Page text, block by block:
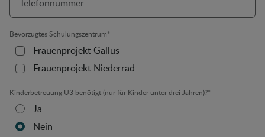
Bevorzugtes Schulungszentrum*
Frauenprojekt Gallus
Frauenprojekt Niederrad
Kinderbetreuung U3 benötigt (nur für Kinder unter drei Jahren)?*
Ja
Nein